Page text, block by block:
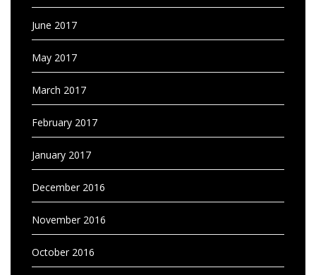
June 2017
May 2017
March 2017
February 2017
January 2017
December 2016
November 2016
October 2016